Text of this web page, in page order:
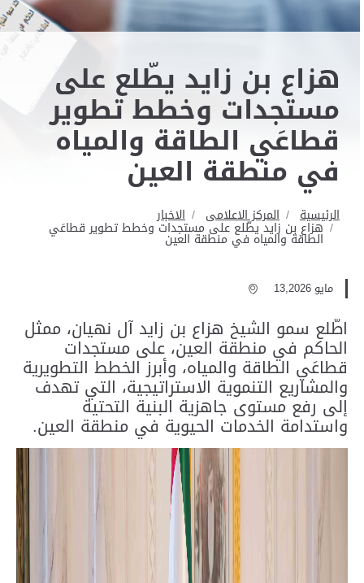
هزاع بن زايد يطّلع على
مستجدات وخطط تطوير
قطاعَي الطاقة والمياه
في منطقة العين
الرئيسية المركز الاعلامى الاخبار
هزاع بن زايد يطّلع على مستجدات وخطط تطوير قطاعَي
الطاقة والمياه في منطقة العين
مايو 13,2026
اطّلع سمو الشيخ هزاع بن زايد آل نهيان، ممثل
الحاكم في منطقة العين، على مستجدات
قطاعَي الطاقة والمياه، وأبرز الخطط التطويرية
والمشاريع التنموية الاستراتيجية، التي تهدف
إلى رفع مستوى جاهزية البنية التحتية
واستدامة الخدمات الحيوية في منطقة العين.